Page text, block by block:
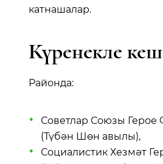
катнашалар.
Күренекле
Районда:
Советлар Союзы Герое
(Түбән Шөн авылы),
Социалистик Хезмәт